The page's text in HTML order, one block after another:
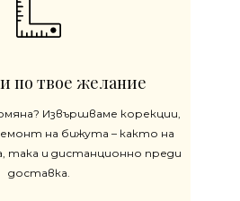
по твое желание
Извършваме корекции,
на бижута – както на
така и дистанционно преди
доставка.